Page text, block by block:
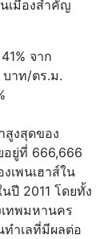
เมืองสำคัญ
จาก
บาท/ตร.ม.
สูงสุดของ
อยู่ที่ 666,666
เพนเฮาส์ใน
ปี 2011 โดยทั้ง
เทพมหานคร
ำเลที่มีผลต่อ